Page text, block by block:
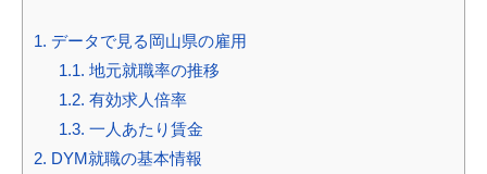
1. データで見る岡山県の雇用
1.1. 地元就職率の推移
1.2. 有効求人倍率
1.3. 一人あたり賃金
2. DYM就職の基本情報